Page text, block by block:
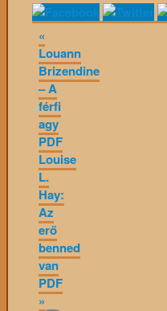
«
Louann
Brizendine
– A
férfi
agy
PDF
Louise
L.
Hay:
Az
erő
benned
van
PDF
»